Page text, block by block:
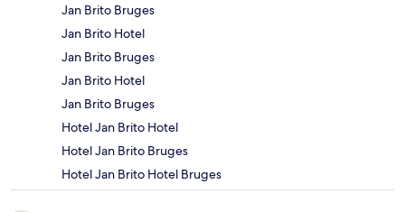
Jan Brito Bruges
Jan Brito Hotel
Jan Brito Bruges
Jan Brito Hotel
Jan Brito Bruges
Hotel Jan Brito Hotel
Hotel Jan Brito Bruges
Hotel Jan Brito Hotel Bruges